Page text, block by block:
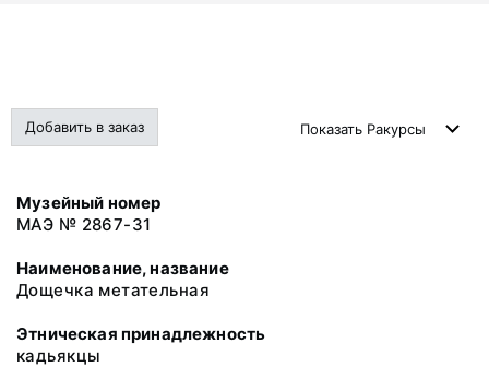
Добавить в заказ Показать Ракурсы
Музейный номер
МАЭ № 2867-31
Наименование, название
Дощечка метательная
Этническая принадлежность
кадьякцы